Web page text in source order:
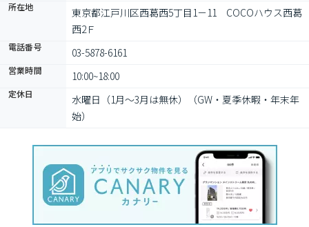
所在地
東京都江戸川区西葛西5丁目1－11　COCOハウス西葛
西2Ｆ
電話番号 03-5878-6161
営業時間 10:00~18:00
定休日
水曜日（1月～3月は無休）（GW・夏季休暇・年末年
始）